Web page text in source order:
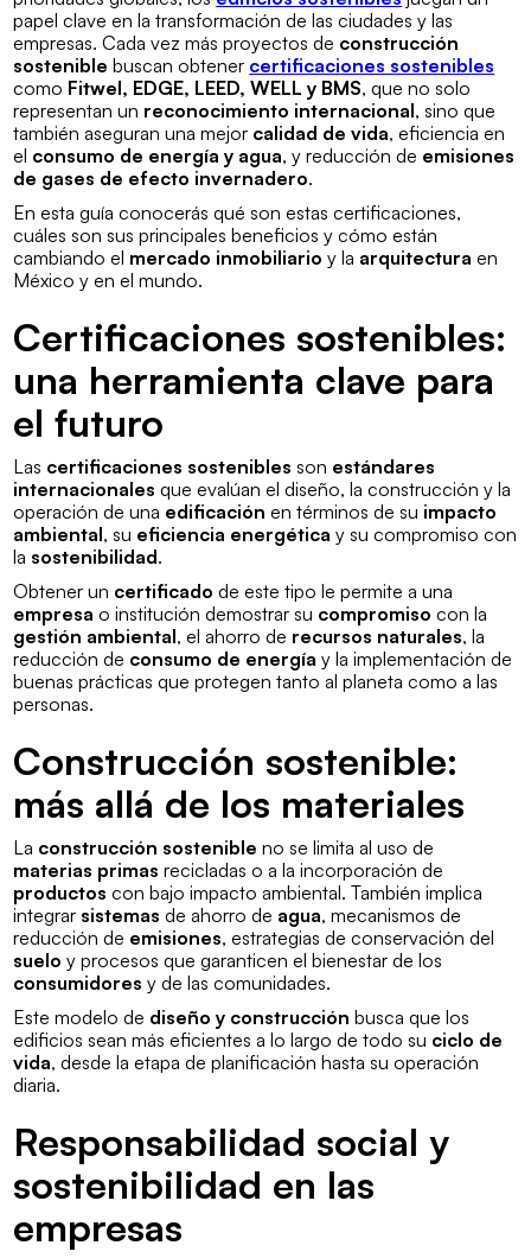
papel clave en la transformación de las ciudades y las
empresas. Cada vez más proyectos de construcción
sostenible buscan obtener certificaciones sostenibles
como Fitwel, EDGE, LEED, WELL y BMS, que no solo
representan un reconocimiento internacional, sino que
también aseguran una mejor calidad de vida, eficiencia en
el consumo de energía y agua, y reducción de emisiones
de gases de efecto invernadero.
En esta guía conocerás qué son estas certificaciones,
cuáles son sus principales beneficios y cómo están
cambiando el mercado inmobiliario y la arquitectura en
México y en el mundo.
Certificaciones sostenibles:
una herramienta clave para
el futuro
Las certificaciones sostenibles son estándares
internacionales que evalúan el diseño, la construcción y la
operación de una edificación en términos de su impacto
ambiental, su eficiencia energética y su compromiso con
la sostenibilidad.
Obtener un certificado de este tipo le permite a una
empresa o institución demostrar su compromiso con la
gestión ambiental, el ahorro de recursos naturales, la
reducción de consumo de energía y la implementación de
buenas prácticas que protegen tanto al planeta como a las
personas.
Construcción sostenible:
más allá de los materiales
La construcción sostenible no se limita al uso de
materias primas recicladas o a la incorporación de
productos con bajo impacto ambiental. También implica
integrar sistemas de ahorro de agua, mecanismos de
reducción de emisiones, estrategias de conservación del
suelo y procesos que garanticen el bienestar de los
consumidores y de las comunidades.
Este modelo de diseño y construcción busca que los
edificios sean más eficientes a lo largo de todo su ciclo de
vida, desde la etapa de planificación hasta su operación
diaria.
Responsabilidad social y
sostenibilidad en las
empresas